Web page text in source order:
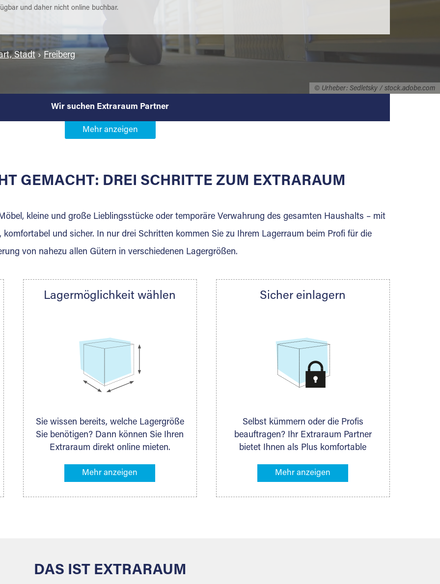
© Urheber: Sedletsky / stock.adobe.com
und daher nicht online buchbar.
Stadt › Freiberg
Wir suchen Extraraum Partner
Partner in
für die Einlagerung von Umzugsgut gebaut wurde? Werden Sie jetzt Extraraum Partner und
Ihre Nachricht.
GEMACHT: DREI SCHRITTE ZUM EXTRARAUM
kleine und große Lieblingsstücke oder temporäre Verwahrung des gesamten Haushalts – mit
und sicher. In nur drei Schritten kommen Sie zu Ihrem Lagerraum beim Profi für die
von nahezu allen Gütern in verschiedenen Lagergrößen.
Lagermöglichkeit wählen
Sie wissen bereits, welche Lagergröße
Sie benötigen? Dann können Sie Ihren
Extraraum direkt online mieten.
Lagerliste die entsprechenden
möchten – das Volumen wird sofort
weiteren Fragen, die Sie haben.
Sicher einlagern
Selbst kümmern oder die Profis
beauftragen? Ihr Extraraum Partner
bietet Ihnen als Plus komfortable
besonders bequem machen. Dazu
Lieferung von Packmaterial sowie
DAS IST EXTRARAUM